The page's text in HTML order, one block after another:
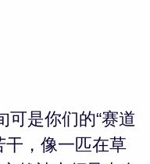
可是你们的“赛道
干，像一匹在草